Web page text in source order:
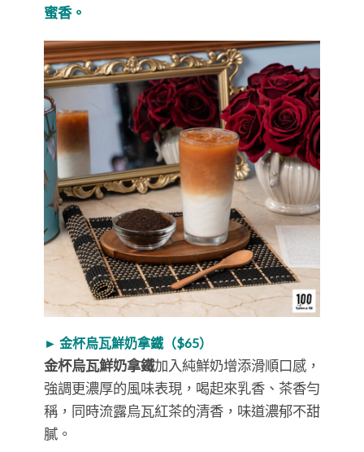
蜜香。
► 金杯烏瓦鮮奶拿鐵（$65）
金杯烏瓦鮮奶拿鐵加入純鮮奶增添滑順口感，
強調更濃厚的風味表現，喝起來乳香、茶香勻
稱，同時流露烏瓦紅茶的清香，味道濃郁不甜
膩。